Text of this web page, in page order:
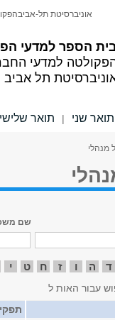
הספר למדעי
למדעי
תל אביב
אוניברסיטת תל-אביב
תואר שני | תואר שלישי
מנהלי
שם
ד ה ו ז ח ט י
עבור האות ל